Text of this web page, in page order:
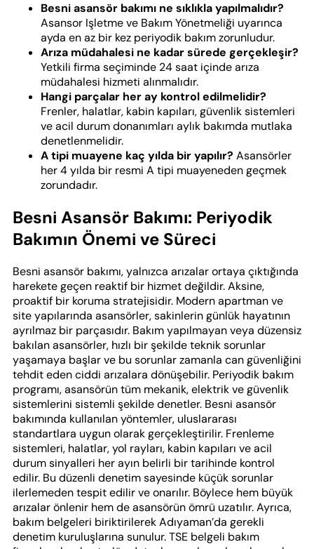
Besni asansör bakımı ne sıklıkla yapılmalıdır?
Asansor Işletme ve Bakım Yönetmeliği uyarınca
ayda en az bir kez periyodik bakım zorunludur.
Arıza müdahalesi ne kadar sürede gerçekleşir?
Yetkili firma seçiminde 24 saat içinde arıza
müdahalesi hizmeti alınmalıdır.
Hangi parçalar her ay kontrol edilmelidir?
Frenler, halatlar, kabin kapıları, güvenlik sistemleri
ve acil durum donanımları aylık bakımda mutlaka
denetlenmelidir.
A tipi muayene kaç yılda bir yapılır? Asansörler
her 4 yılda bir resmi A tipi muayeneden geçmek
zorundadır.
Besni Asansör Bakımı: Periyodik
Bakımın Önemi ve Süreci
Besni asansör bakımı, yalnızca arızalar ortaya çıktığında
harekete geçen reaktif bir hizmet değildir. Aksine,
proaktif bir koruma stratejisidir. Modern apartman ve
site yapılarında asansörler, sakinlerin günlük hayatının
ayrılmaz bir parçasıdır. Bakım yapılmayan veya düzensiz
bakılan asansörler, hızlı bir şekilde teknik sorunlar
yaşamaya başlar ve bu sorunlar zamanla can güvenliğini
tehdit eden ciddi arızalara dönüşebilir. Periyodik bakım
programı, asansörün tüm mekanik, elektrik ve güvenlik
sistemlerini sistemli şekilde denetler. Besni asansör
bakımında kullanılan yöntemler, uluslararası
standartlara uygun olarak gerçekleştirilir. Frenleme
sistemleri, halatlar, yol rayları, kabin kapıları ve acil
durum sinyalleri her ayın belirli bir tarihinde kontrol
edilir. Bu düzenli denetim sayesinde küçük sorunlar
ilerlemeden tespit edilir ve onarılır. Böylece hem büyük
arızalar önlenir hem de asansörün ömrü uzatılır. Ayrıca,
bakım belgeleri biriktirilerek Adıyaman’da gerekli
denetim kuruluşlarına sunulur. TSE belgeli bakım